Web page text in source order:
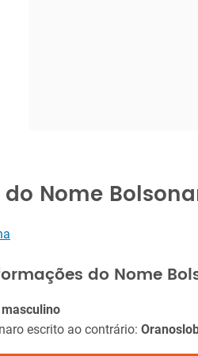
Nome
do Nome
escrito ao contrário: